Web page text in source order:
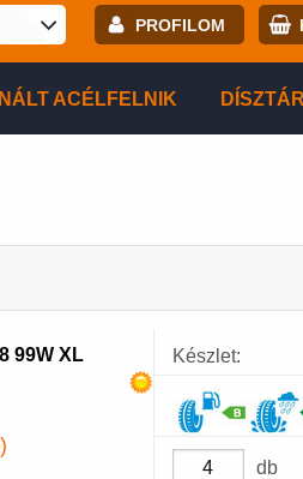
PROFILOM
Regisztráció
ACÉLFELNIK
99W XL
Készlet:
db